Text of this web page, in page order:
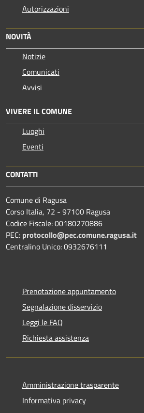
Autorizzazioni
NOVITÀ
Notizie
Comunicati
Avvisi
VIVERE IL COMUNE
Luoghi
Eventi
CONTATTI
Comune di Ragusa
Corso Italia, 72 - 97100 Ragusa
Codice Fiscale: 00180270886
PEC: protocollo@pec.comune.ragusa.it
Centralino Unico: 0932676111
Prenotazione appuntamento
Segnalazione disservizio
Leggi le FAQ
Richiesta assistenza
Amministrazione trasparente
Informativa privacy